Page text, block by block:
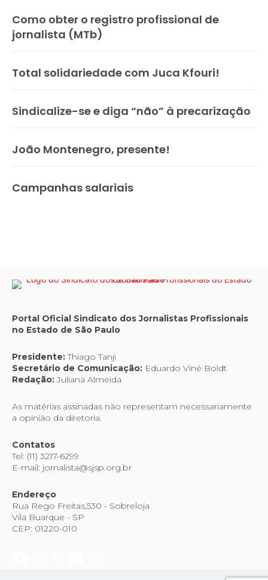
Como obter o registro profissional de
jornalista (MTb)
Total solidariedade com Juca Kfouri!
Sindicalize-se e diga “não” à precarização
João Montenegro, presente!
Campanhas salariais
Portal Oficial Sindicato dos Jornalistas Profissionais
no Estado de São Paulo
Presidente:Thiago Tanji
Secretário de Comunicação: Eduardo Viné Boldt
Redação:Juliana Almeida
As matérias assinadas não representam necessariamente
a opinião da diretoria.
Contatos
Tel: (11) 3217-6299
E-mail: jornalista@sjsp.org.br
Endereço
Rua Rego Freitas,530 - Sobreloja
Vila Buarque - SP
CEP: 01220-010